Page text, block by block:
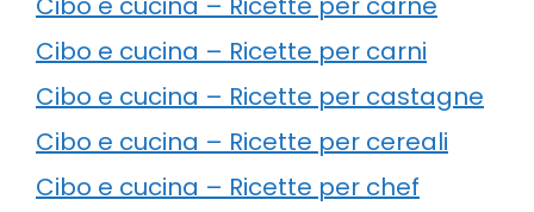
Cibo e cucina – Ricette per carni
Cibo e cucina – Ricette per castagne
Cibo e cucina – Ricette per cereali
Cibo e cucina – Ricette per chef